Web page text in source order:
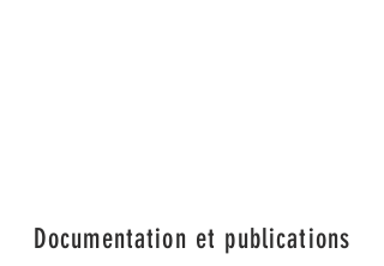
Documentation et publications